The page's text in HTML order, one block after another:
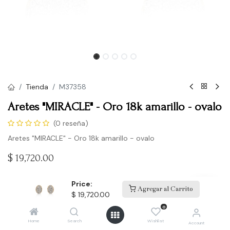
Price:
$ 19,720.00
Agregar al Carrito
Home Search
0
Wishlist Account
Tienda M37358
Aretes "MIRACLE" - Oro 18k amarillo - ovalo
(0 reseña)
Aretes "MIRACLE" - Oro 18k amarillo - ovalo
$ 19,720.00
Comprar
Agregar a la lista de deseos